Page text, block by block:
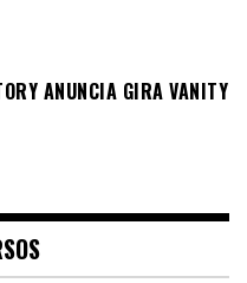
ANUNCIA GIRA VANITY